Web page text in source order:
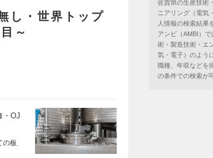
し・世界トップ
～
・OJ
の板
佐賀県の生産技術
ニアリング（電気
人情報の検索結果
アンビ（AMBI）
術・製造技術・エ
気・電子）のよう
職種、年収などを
の条件での検索が